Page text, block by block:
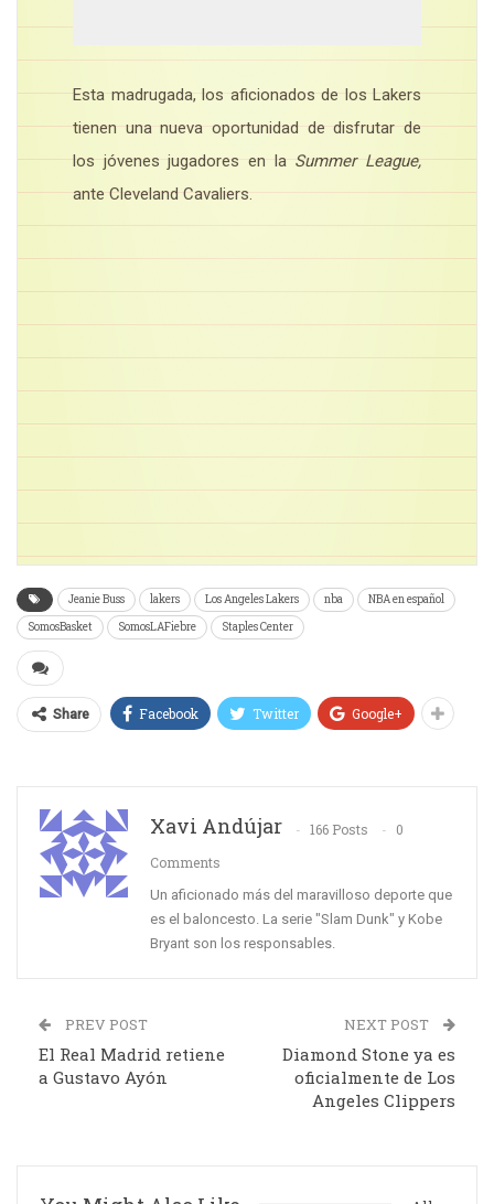
Esta madrugada, los aficionados de los Lakers
tienen una nueva oportunidad de disfrutar de
los jóvenes jugadores en la Summer League,
ante Cleveland Cavaliers.
Jeanie Buss lakers Los Angeles Lakers nba
NBA en español
SomosBasket
SomosLAFiebre Staples Center
Share Facebook Twitter Google+
Xavi Andújar 166 Posts
0
Comments
Un aficionado más del maravilloso deporte que
es el baloncesto. La serie "Slam Dunk" y Kobe
Bryant son los responsables.
PREV POST
El Real Madrid retiene
a Gustavo Ayón
NEXT POST
Diamond Stone ya es
oficialmente de Los
Angeles Clippers